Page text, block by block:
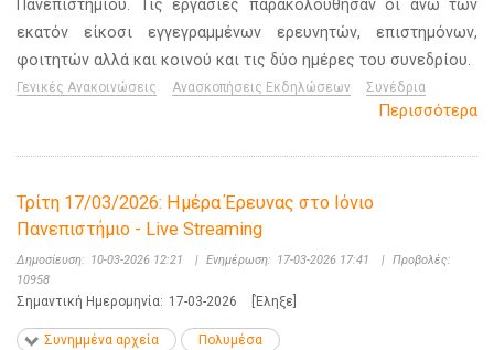
Πανεπιστημίου. Τις εργασίες παρακολούθησαν οι άνω των
εκατόν είκοσι εγγεγραμμένων ερευνητών, επιστημόνων,
φοιτητών αλλά και κοινού και τις δύο ημέρες του συνεδρίου.
Γενικές Ανακοινώσεις Ανασκοπήσεις Εκδηλώσεων Συνέδρια
Περισσότερα
Τρίτη 17/03/2026: Ημέρα Έρευνας στο Ιόνιο
Πανεπιστήμιο - Live Streaming
Δημοσίευση: 10-03-2026 12:21 | Ενημέρωση: 17-03-2026 17:41 | Προβολές:
10958
Σημαντική Ημερομηνία: 17-03-2026 [Έληξε]
Συνημμένα αρχεία Πολυμέσα